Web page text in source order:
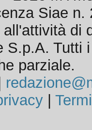
Siae n.
di
S.p.A. Tutti
parziale.
|